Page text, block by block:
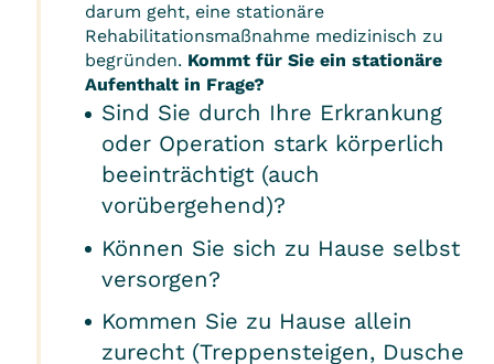
darum geht, eine stationäre
Rehabilitationsmaßnahme medizinisch zu
begründen. Kommt für Sie ein stationäre
Aufenthalt in Frage?
Sind Sie durch Ihre Erkrankung
oder Operation stark körperlich
beeinträchtigt (auch
vorübergehend)?
Können Sie sich zu Hause selbst
versorgen?
Kommen Sie zu Hause allein
zurecht (Treppensteigen, Dusche